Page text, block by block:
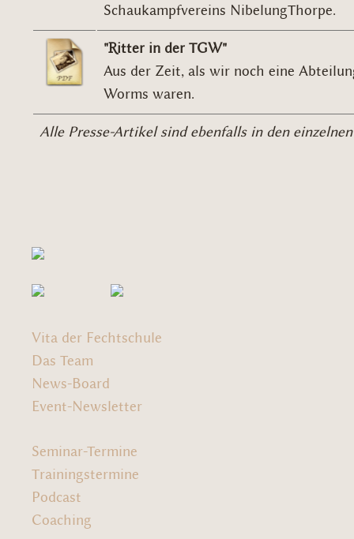
Schaukampfvereins NibelungThorpe.
"Ritter in der TGW"
Aus der Zeit, als wir noch eine
Worms waren.
Alle Presse-Artikel sind ebenfalls in den
Vita der Fechtschule
Das Team
News-Board
Event-Newsletter
Seminar-Termine
Trainingstermine
Podcast
Coaching